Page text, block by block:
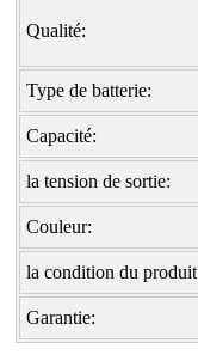
Qualité:
Type de batterie:
Capacité:
la tension de sortie:
Couleur:
la condition du
Garantie: